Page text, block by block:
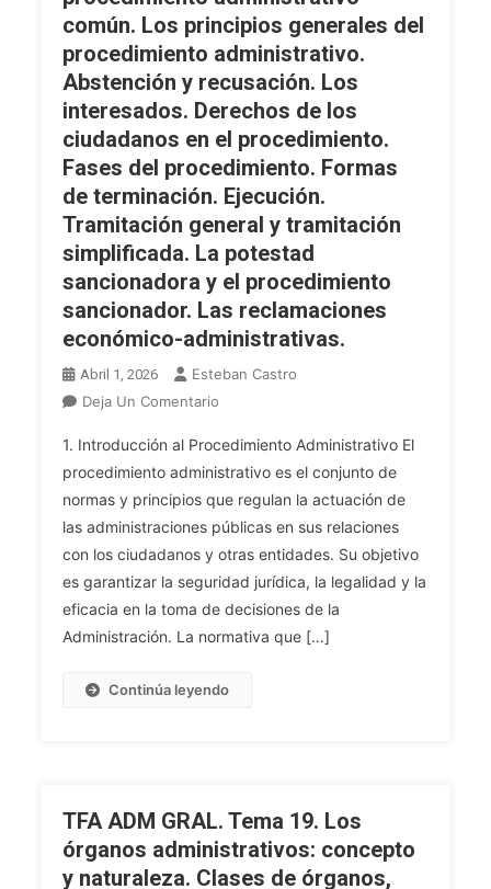
De
Naturaleza
Sancionadora.
Especialidades
En
Los
Procedimientos
En
Materia
De
Responsabilidad
Patrimonial.
La
Rectificación
Errores.
Concepto
De
Administración
Publica
A
Efectos
Del
Recurso
Contencioso-
Administrativo.
Los
Orden
Jurisdiccional
Contencioso-
Administrativo.
El
Procedimiento
Contencioso
Y
Mismas.
común. Los principios generales del
procedimiento administrativo.
Abstención y recusación. Los
interesados. Derechos de los
ciudadanos en el procedimiento.
Fases del procedimiento. Formas
de terminación. Ejecución.
Tramitación general y tramitación
simplificada. La potestad
sancionadora y el procedimiento
sancionador. Las reclamaciones
económico-administrativas.
Abril 1, 2026
Esteban Castro
Deja Un Comentario
ADM
GRAL.
Tema
20.
El
Procedimiento
Administrativo.
Procedimiento
Procedimiento
Administrativo.
Abstención
1. Introducción al Procedimiento Administrativo El
procedimiento administrativo es el conjunto de
normas y principios que regulan la actuación de
las administraciones públicas en sus relaciones
con los ciudadanos y otras entidades. Su objetivo
es garantizar la seguridad jurídica, la legalidad y la
eficacia en la toma de decisiones de la
Administración. La normativa que […]
Continúa leyendo
TFA ADM GRAL. Tema 19. Los
órganos administrativos: concepto
y naturaleza. Clases de órganos,